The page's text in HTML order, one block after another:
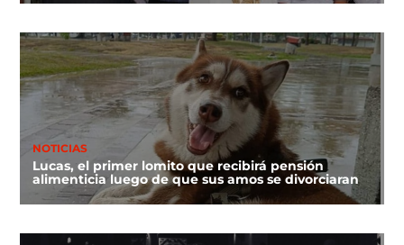
NOTICIAS
Lucas, el primer lomito que recibirá pensión
alimenticia luego de que sus amos se divorciaran